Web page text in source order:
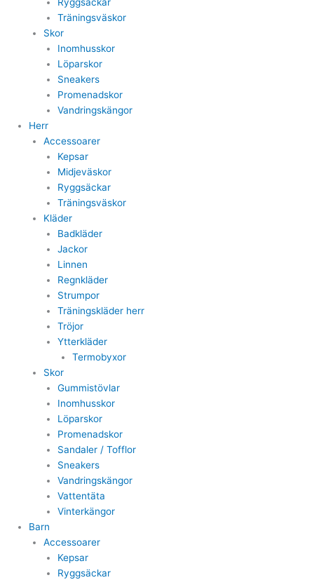
Träningsväskor
Skor
Inomhusskor
Löparskor
Sneakers
Promenadskor
Vandringskängor
Herr
Accessoarer
Kepsar
Midjeväskor
Ryggsäckar
Träningsväskor
Kläder
Badkläder
Jackor
Linnen
Regnkläder
Strumpor
Träningskläder herr
Tröjor
Ytterkläder
Termobyxor
Skor
Gummistövlar
Inomhusskor
Löparskor
Promenadskor
Sandaler / Tofflor
Sneakers
Vandringskängor
Vattentäta
Vinterkängor
Barn
Accessoarer
Kepsar
Ryggsäckar